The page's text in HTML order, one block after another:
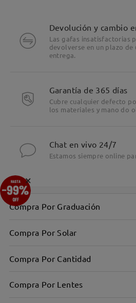
Devolución y cambio
Las gafas insatisfactorias
devolverse en un plazo de
entrega.
Garantía de 365 días
Cubre cualquier defecto
los materiales y mano do
Chat en vivo 24/7
Estamos siempre online
Compra Por Graduación
Compra Por Solar
Compra Por Cantidad
Compra Por Lentes
×